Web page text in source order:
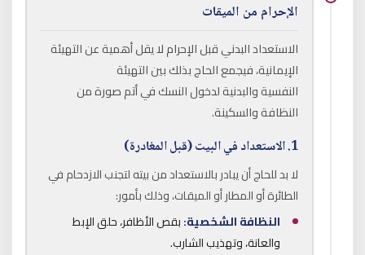
الإحرام من الميقات
الاستعداد البدني قبل الإحرام لا يقل أهمية عن التهيئة
الإيمانية، فيجمع الحاج بذلك بين التهيئة
النفسية والبدنية لدخول النسك في أتم صورة من
النظافة والسكينة.
1. الاستعداد في البيت (قبل المغادرة)
لا بد للحاج أن يبادر بالاستعداد من بيته لتجنب الازدحام في
الطائرة أو المطار أو الميقات، وذلك بأمور:
النظافة الشخصية:بقص الأظافر، حلق الإبط
والعانة، وتهذيب الشارب.